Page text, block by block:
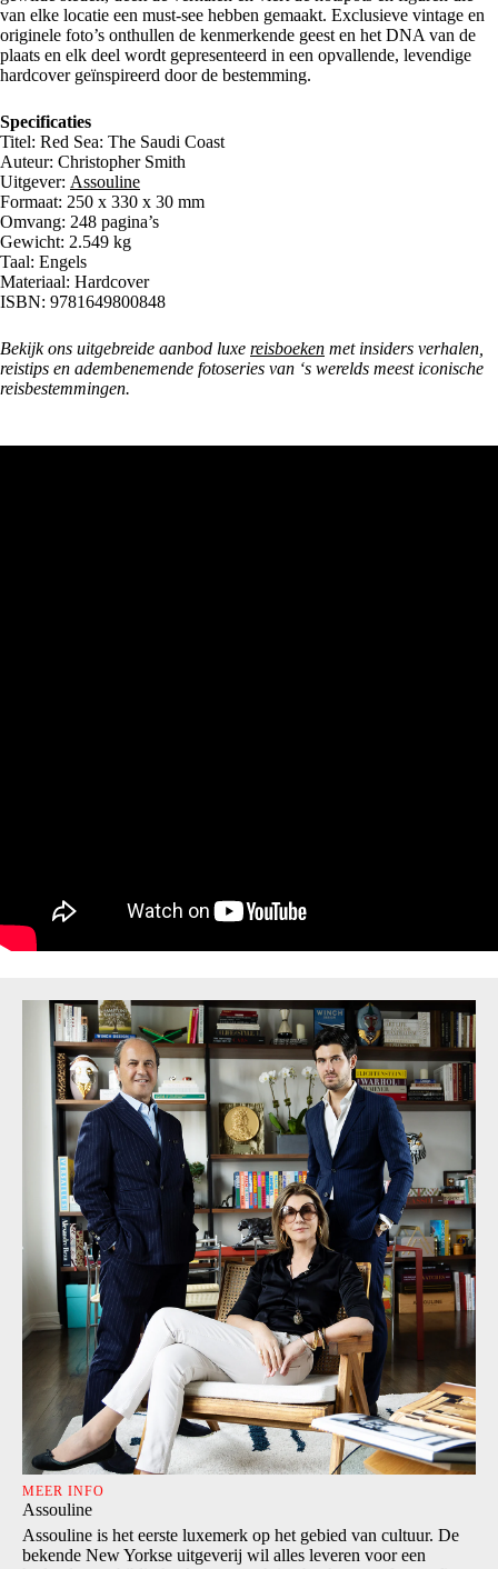
van elke locatie een must-see hebben gemaakt. Exclusieve vintage en
originele foto’s onthullen de kenmerkende geest en het DNA van de
plaats en elk deel wordt gepresenteerd in een opvallende, levendige
hardcover geïnspireerd door de bestemming.
Specificaties
Titel: Red Sea: The Saudi Coast
Auteur: Christopher Smith
Uitgever: Assouline
Formaat: 250 x 330 x 30 mm
Omvang: 248 pagina’s
Gewicht: 2.549 kg
Taal: Engels
Materiaal: Hardcover
ISBN: 9781649800848
Bekijk ons uitgebreide aanbod luxe reisboeken met insiders verhalen,
reistips en adembenemende fotoseries van ‘s werelds meest iconische
reisbestemmingen.
MEER INFO
Assouline
Assouline is het eerste luxemerk op het gebied van cultuur. De
bekende New Yorkse uitgeverij wil alles leveren voor een